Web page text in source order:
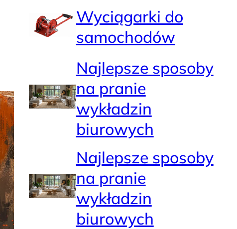
Wyciągarki do
samochodów
Najlepsze sposoby
na pranie
wykładzin
biurowych
Najlepsze sposoby
na pranie
wykładzin
biurowych